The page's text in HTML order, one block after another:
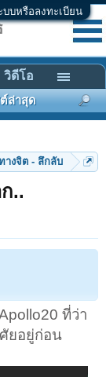
บบหรือลงทะเบียน
างจิต - ลึกลับ
..
ที่ว่า
ยอยู่ก่อน
ล่าสุด
วิดีโอ